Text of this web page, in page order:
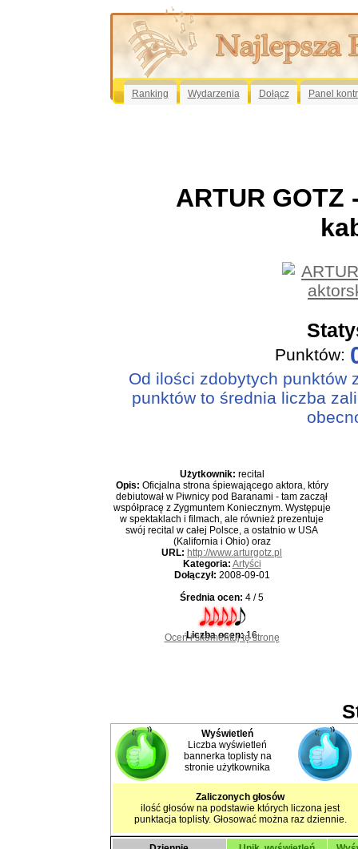
Ranking Wydarzenia Dołącz Panel
ARTUR
Punktów:
Od ilości zdobytych punktów
punktów to średnia liczba
Użytkownik: recital
Opis: Oficjalna strona śpiewającego aktora, który
debiutował w Piwnicy pod Baranami - tam zaczął
współpracę z Zygmuntem Koniecznym. Występuje
w spektaklach i filmach, ale również prezentuje
swój recital w całej Polsce, a ostatnio w USA
(Kalifornia i Ohio) oraz
URL: http://www.arturgotz.pl
Kategoria: Artyści
Dołączył: 2008-09-01
Średnia ocen: 4 / 5
Liczba ocen:16
Oceń i skomentuj tę stronę
Wyświetleń
Liczba wyświetleń
bannerka toplisty na
stronie użytkownika
Zaliczonych głosów
ilość głosów na podstawie których liczona jest
punktacja toplisty. Głosować można raz dziennie.